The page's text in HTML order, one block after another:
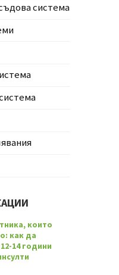
система
които
как да
14 години